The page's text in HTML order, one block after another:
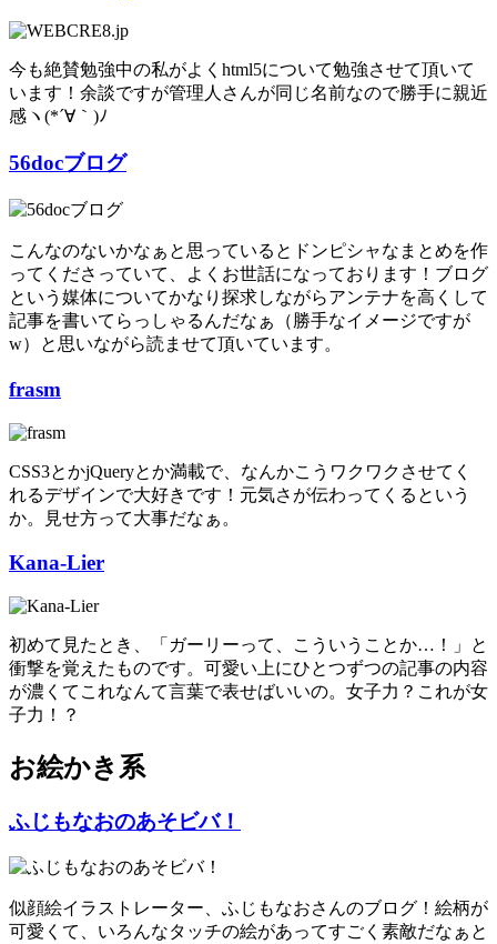
今も絶賛勉強中の私がよくhtml5について勉強させて頂いて
います！余談ですが管理人さんが同じ名前なので勝手に親近
感ヽ(*´∀｀)ﾉ
56docブログ
こんなのないかなぁと思っているとドンピシャなまとめを作
ってくださっていて、よくお世話になっております！ブログ
という媒体についてかなり探求しながらアンテナを高くして
記事を書いてらっしゃるんだなぁ（勝手なイメージですが
w）と思いながら読ませて頂いています。
frasm
CSS3とかjQueryとか満載で、なんかこうワクワクさせてく
れるデザインで大好きです！元気さが伝わってくるという
か。見せ方って大事だなぁ。
Kana-Lier
初めて見たとき、「ガーリーって、こういうことか…！」と
衝撃を覚えたものです。可愛い上にひとつずつの記事の内容
が濃くてこれなんて言葉で表せばいいの。女子力？これが女
子力！？
お絵かき系
ふじもなおのあそビバ！
似顔絵イラストレーター、ふじもなおさんのブログ！絵柄が
可愛くて、いろんなタッチの絵があってすごく素敵だなぁと